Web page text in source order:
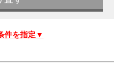
件を指定▼